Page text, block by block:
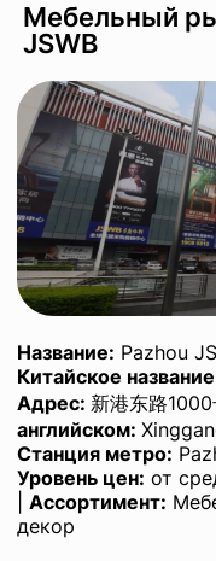
Мебельный
JSWB
Название: Pazhou
Китайское
Адрес: 新港东路
английском:
Станция метро:
Уровень цен: от
Ассортимент:
декор